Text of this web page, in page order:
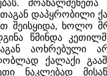
დაპყრობილი
შეისყიდა, ხოლო
წმინდა
აოხრებული
ქალაქი
ნაკლებად